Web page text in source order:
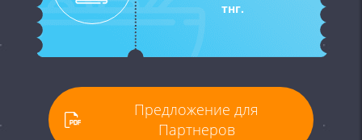
тнг.
Предложение для
Партнеров